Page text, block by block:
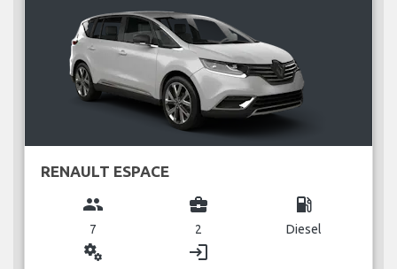
RENAULT ESPACE
group
7
business_center
2
local_gas_station
Diesel
miscellaneous_services login